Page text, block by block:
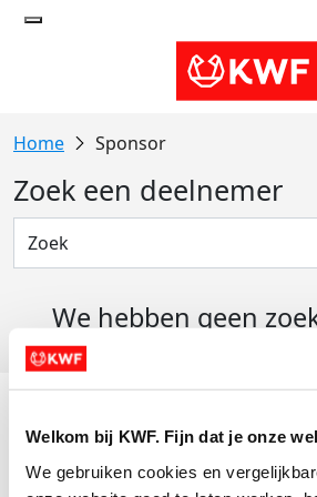
Welkom bij KWF. Fijn dat je onze
We gebruiken cookies en
Sponsor
Zoek een deelnemer
We hebben geen
Actiematerialen
Evenementen